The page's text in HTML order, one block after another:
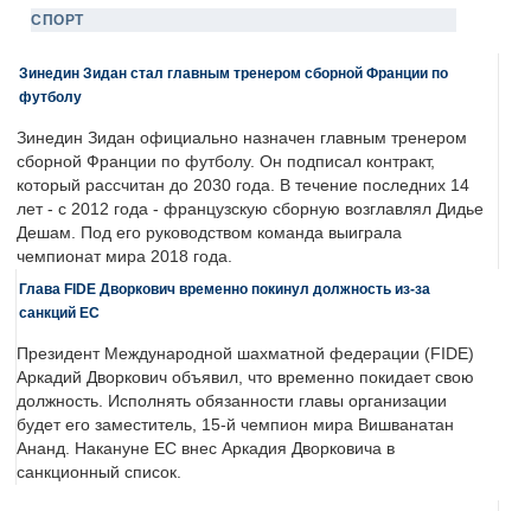
СПОРТ
Зинедин Зидан стал главным тренером сборной Франции по
футболу
Зинедин Зидан официально назначен главным тренером
сборной Франции по футболу. Он подписал контракт,
который рассчитан до 2030 года. В течение последних 14
лет - с 2012 года - французскую сборную возглавлял Дидье
Дешам. Под его руководством команда выиграла
чемпионат мира 2018 года.
Глава FIDE Дворкович временно покинул должность из-за
санкций ЕС
Президент Международной шахматной федерации (FIDE)
Аркадий Дворкович объявил, что временно покидает свою
должность. Исполнять обязанности главы организации
будет его заместитель, 15-й чемпион мира Вишванатан
Ананд. Накануне ЕС внес Аркадия Дворковича в
санкционный список.